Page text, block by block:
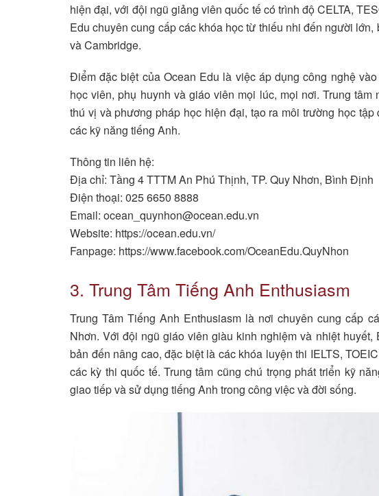
hiện đại, với đội ngũ giảng viên quốc tế có trình độ CELTA,
Edu chuyên cung cấp các khóa học từ thiếu nhi đến người
và Cambridge.
Điểm đặc biệt của Ocean Edu là việc áp dụng công nghệ
học viên, phụ huynh và giáo viên mọi lúc, mọi nơi. Trung
thú vị và phương pháp học hiện đại, tạo ra môi trường học
các kỹ năng tiếng Anh.
Thông tin liên hệ:
Địa chỉ: Tầng 4 TTTM An Phú Thịnh, TP. Quy Nhơn, Bình Định
Điện thoại: 025 6650 8888
Email: ocean_quynhon@ocean.edu.vn
Website: https://ocean.edu.vn/
Fanpage: https://www.facebook.com/OceanEdu.QuyNhon
3. Trung Tâm Tiếng Anh Enthusiasm
Trung Tâm Tiếng Anh Enthusiasm là nơi chuyên cung cấp
Nhơn. Với đội ngũ giáo viên giàu kinh nghiệm và nhiệt
bản đến nâng cao, đặc biệt là các khóa luyện thi IELTS,
các kỳ thi quốc tế. Trung tâm cũng chú trọng phát triển kỹ
giao tiếp và sử dụng tiếng Anh trong công việc và đời sống.